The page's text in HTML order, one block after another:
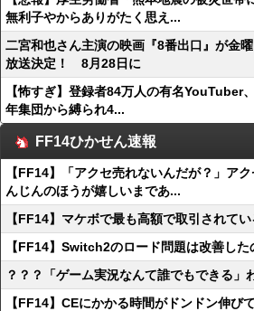
無利子やからありがたく思え...
二宮和也さん主演の映画『8番出口』が金
放送決定！ 8月28日に
【怖すぎ】登録者84万人の有名YouTuber
年集団から縛られ4...
FF14ひかせん速報
【FF14】「アクセ売れないんだが？」ア
んじんのほうが嬉しいまであ...
【FF14】マケボで最も高額で取引されて
【FF14】Switch2のロード問題は改善した
？？？「ゲーム実況なんて誰でもできる」
【FF14】CEにかかる時間がドンドン伸び